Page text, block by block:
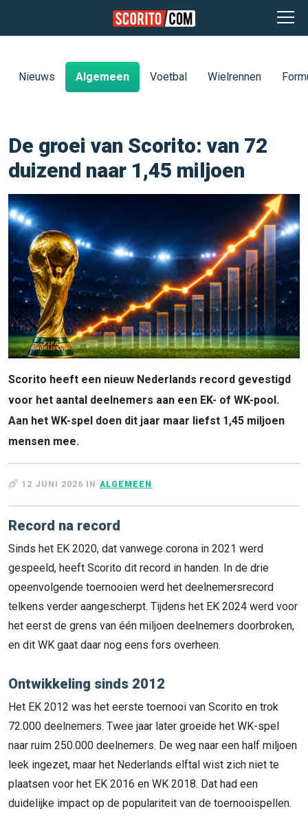
Nieuws Algemeen Voetbal Wielrennen
De groei van Scorito: van 72
duizend naar 1,45 miljoen
Scorito heeft een nieuw Nederlands record gevestigd
voor het aantal deelnemers aan een EK- of WK-pool.
Aan het WK-spel doen dit jaar maar liefst 1,45 miljoen
mensen mee.
12 JUNI 2026 IN ALGEMEEN
Record na record
Sinds het EK 2020, dat vanwege corona in 2021 werd
gespeeld, heeft Scorito dit record in handen. In de drie
opeenvolgende toernooien werd het deelnemersrecord
telkens verder aangescherpt. Tijdens het EK 2024 werd voor
het eerst de grens van één miljoen deelnemers doorbroken,
en dit WK gaat daar nog eens fors overheen.
Ontwikkeling sinds 2012
Het EK 2012 was het eerste toernooi van Scorito en trok
72.000 deelnemers. Twee jaar later groeide het WK-spel
naar ruim 250.000 deelnemers. De weg naar een half miljoen
leek ingezet, maar het Nederlands elftal wist zich niet te
plaatsen voor het EK 2016 en WK 2018. Dat had een
duidelijke impact op de populariteit van de toernooispellen.